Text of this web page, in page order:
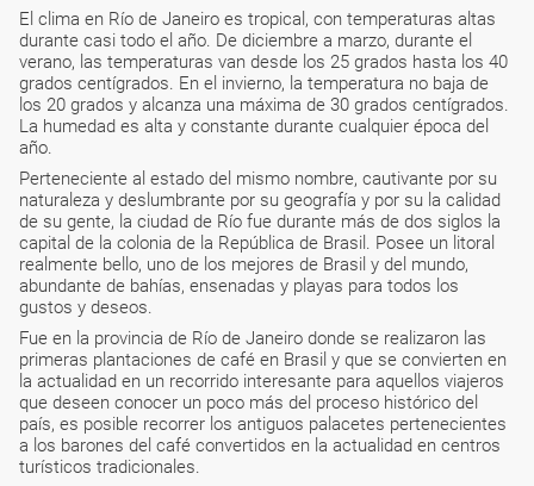
El clima en Río de Janeiro es tropical, con temperaturas altas
durante casi todo el año. De diciembre a marzo, durante el
verano, las temperaturas van desde los 25 grados hasta los 40
grados centígrados. En el invierno, la temperatura no baja de
los 20 grados y alcanza una máxima de 30 grados centígrados.
La humedad es alta y constante durante cualquier época del
año.
Perteneciente al estado del mismo nombre, cautivante por su
naturaleza y deslumbrante por su geografía y por su la calidad
de su gente, la ciudad de Río fue durante más de dos siglos la
capital de la colonia de la República de Brasil. Posee un litoral
realmente bello, uno de los mejores de Brasil y del mundo,
abundante de bahías, ensenadas y playas para todos los
gustos y deseos.
Fue en la provincia de Río de Janeiro donde se realizaron las
primeras plantaciones de café en Brasil y que se convierten en
la actualidad en un recorrido interesante para aquellos viajeros
que deseen conocer un poco más del proceso histórico del
país, es posible recorrer los antiguos palacetes pertenecientes
a los barones del café convertidos en la actualidad en centros
turísticos tradicionales.